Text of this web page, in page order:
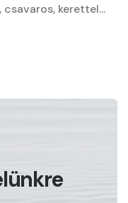
kerettel...